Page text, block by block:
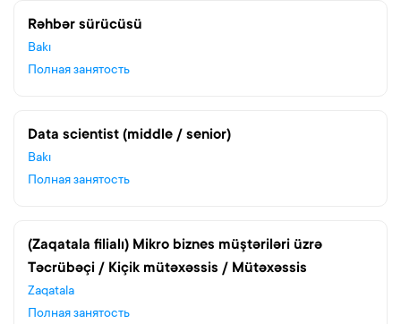
Rəhbər sürücüsü
Bakı
Полная занятость
Data scientist (middle / senior)
Bakı
Полная занятость
(Zaqatala filialı) Mikro biznes müştəriləri üzrə
Təcrübəçi / Kiçik mütəxəssis / Mütəxəssis
Zaqatala
Полная занятость